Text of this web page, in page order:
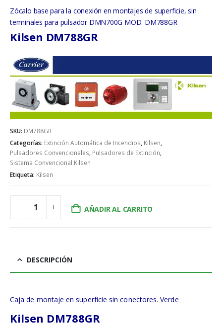
Zócalo base para la conexión en montajes de superficie, sin
terminales para pulsador DMN700G MOD. DM788GR
Kilsen DM788GR
SKU: DM788GR
Categorías: Extinción Automática de Incendios, Kilsen,
Pulsadores Convencionales, Pulsadores de Extinción,
Sistema Convencional Kilsen
Etiqueta: Kilsen
AÑADIR AL CARRITO
DESCRIPCIÓN
Caja de montaje en superficie sin conectores. Verde
Kilsen DM788GR